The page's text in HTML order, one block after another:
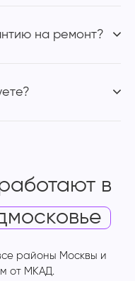
на ремонт?
в
районы Москвы и
от МКАД.